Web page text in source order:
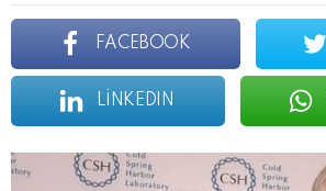
FACEBOOK
LINKEDIN